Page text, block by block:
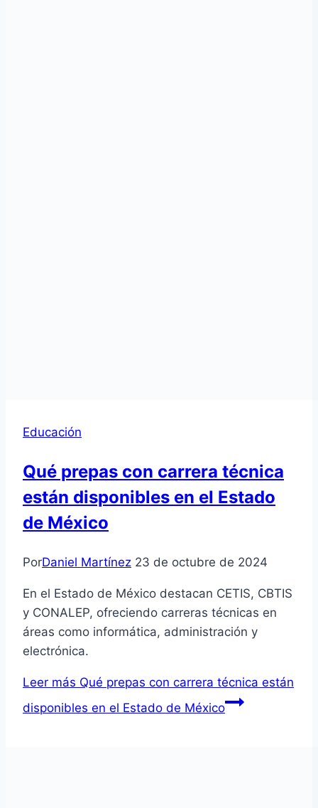
Educación
Qué prepas con carrera técnica
están disponibles en el Estado
de México
PorDaniel Martínez 23 de octubre de 2024
En el Estado de México destacan CETIS, CBTIS
y CONALEP, ofreciendo carreras técnicas en
áreas como informática, administración y
electrónica.
Leer más Qué prepas con carrera técnica están
disponibles en el Estado de México